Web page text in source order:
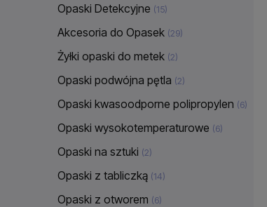
Opaski Detekcyjne (15)
Akcesoria do Opasek (29)
Żyłki opaski do metek (2)
Opaski podwójna pętla (2)
Opaski kwasoodporne polipropylen (6)
Opaski wysokotemperaturowe (6)
Opaski na sztuki (2)
Opaski z tabliczką (14)
Opaski z otworem (6)